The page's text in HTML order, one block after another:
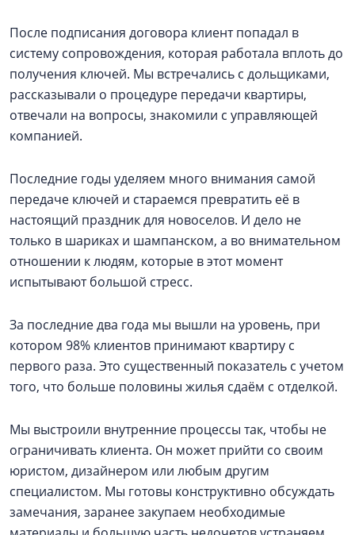
После подписания договора клиент попадал в
систему сопровождения, которая работала вплоть до
получения ключей. Мы встречались с дольщиками,
рассказывали о процедуре передачи квартиры,
отвечали на вопросы, знакомили с управляющей
компанией.
Последние годы уделяем много внимания самой
передаче ключей и стараемся превратить её в
настоящий праздник для новоселов. И дело не
только в шариках и шампанском, а во внимательном
отношении к людям, которые в этот момент
испытывают большой стресс.
За последние два года мы вышли на уровень, при
котором 98% клиентов принимают квартиру с
первого раза. Это существенный показатель с учетом
того, что больше половины жилья сдаём с отделкой.
Мы выстроили внутренние процессы так, чтобы не
ограничивать клиента. Он может прийти со своим
юристом, дизайнером или любым другим
специалистом. Мы готовы конструктивно обсуждать
замечания, заранее закупаем необходимые